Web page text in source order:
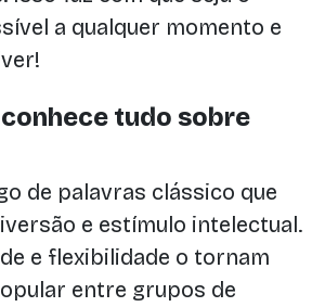
a qualquer momento e
tudo sobre
de palavras clássico que
e estímulo intelectual.
e flexibilidade o tornam
entre grupos de